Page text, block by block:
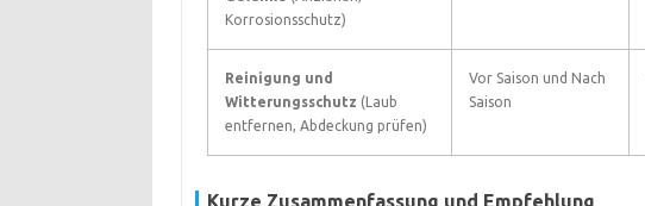
Korrosionsschutz)
Reinigung und
Witterungsschutz (Laub
entfernen, Abdeckung prüfen)
Vor Saison und Nach
Saison
Kurze Zusammenfassung und Empfehlung